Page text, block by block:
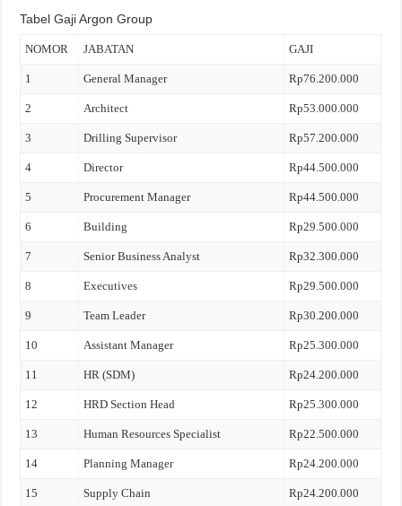
Tabel Gaji Argon Group
NOMOR JABATAN GAJI
1 General Manager Rp76.200.000
2 Architect Rp53.000.000
3 Drilling Supervisor Rp57.200.000
4 Director Rp44.500.000
5 Procurement Manager Rp44.500.000
6 Building Rp29.500.000
7 Senior Business Analyst Rp32.300.000
8 Executives Rp29.500.000
9 Team Leader Rp30.200.000
10 Assistant Manager Rp25.300.000
11 HR (SDM) Rp24.200.000
12 HRD Section Head Rp25.300.000
13 Human Resources Specialist Rp22.500.000
14 Planning Manager Rp24.200.000
15 Supply Chain Rp24.200.000